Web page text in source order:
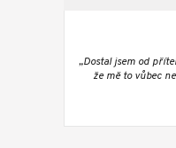
„Dostal jsem od
že mě to vůbec